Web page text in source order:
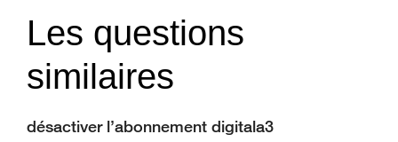
Les questions
similaires
désactiver l’abonnement digitala3